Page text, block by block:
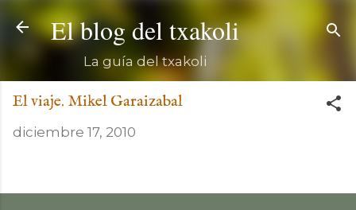
El blog del txakoli
La guía del txakoli
El viaje. Mikel Garaizabal
diciembre 17, 2010